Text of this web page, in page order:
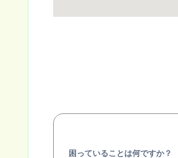
困っていることは何ですか？